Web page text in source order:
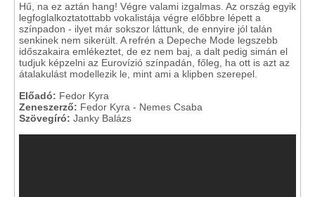
Hű, na ez aztán hang! Végre valami izgalmas. Az ország egyik
legfoglalkoztatottabb vokalistája végre előbbre lépett a
színpadon - ilyet már sokszor láttunk, de ennyire jól talán
senkinek nem sikerült. A refrén a Depeche Mode legszebb
időszakaira emlékeztet, de ez nem baj, a dalt pedig simán el
tudjuk képzelni az Eurovízió színpadán, főleg, ha ott is azt az
átalakulást modellezik le, mint ami a klipben szerepel.
Előadó: Fedor Kyra
Zeneszerző: Fedor Kyra - Nemes Csaba
Szövegíró: Janky Balázs